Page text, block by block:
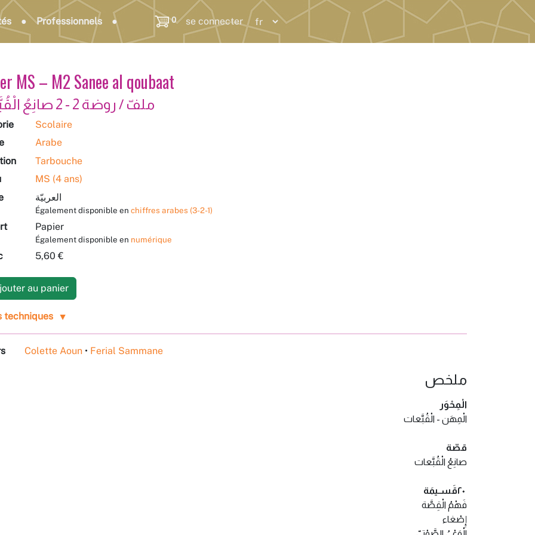
Professionnels 0 se connecter
MS – M2 Sanee al qoubaat
ملفّ / روضة 2 - 2 صانِعُ‭ ‬الْقُبَّعات
Scolaire
Arabe
Tarbouche
MS (4 ans)
العربيّة
Également disponible en chiffres arabes (3-2-1)
Papier
Également disponible en numérique
5,60 €
au panier
techniques
Colette Aoun • Ferial Sammane
ملخص
الْمِحْوَر
الْمِهَن‭ - ‬الْقُبَّعات
قصّة
صانِعُ‭ ‬الْقُبَّعات
٢٠‬‭ ‬قَسـيمَة
فَهْمُ‭ ‬الْقِصَّة
إِصْغاء